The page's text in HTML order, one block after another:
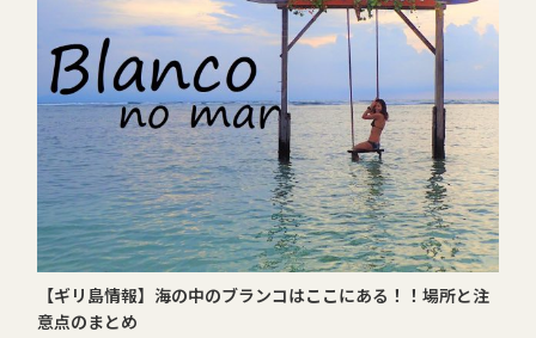
【ギリ島情報】海の中のブランコはここにある！！場所と注
意点のまとめ